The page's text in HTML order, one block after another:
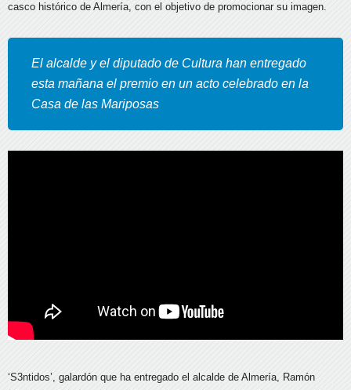
casco histórico de Almería, con el objetivo de promocionar su imagen.
El alcalde y el diputado de Cultura han entregado
esta mañana el premio en un acto celebrado en la
Casa de las Mariposas
‘S3ntidos’, galardón que ha entregado el alcalde de Almería, Ramón